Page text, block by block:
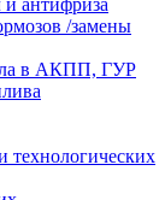
и антифриза
/замены
в АКПП, ГУР
технологических